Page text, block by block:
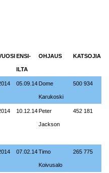
ENSI-
ILTA
OHJAUS KATSOJIA
05.09.14 Dome
Karukoski
500 934
10.12.14Peter
Jackson
452 181
07.02.14Timo
Koivusalo
265 775